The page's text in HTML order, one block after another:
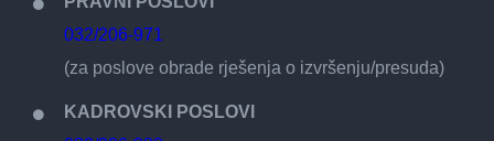
032/206-971
(za poslove obrade rješenja o izvršenju/presuda)
KADROVSKI POSLOVI